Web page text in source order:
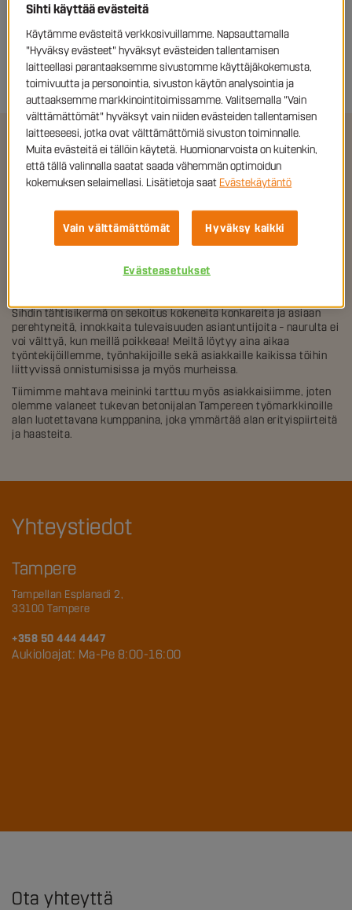
LÖYDÄ SIHTI
Katso sijainti kartasta
PYYDÄ TARJOUS
Otamme sinuun yhteyttä!
Rakennusalan henkilöstöpalvelut ja
työpaikat Tampereella
vuonna 2009 juuri Tampereella, ja vaikka vuosien varrella
toimintamme on laajentunut koko Suomeen, meillä on edelleen
vahva jalansija rakennusalan henkilöstökumppanina Pirkanmaan
talousalueella. Kauttamme löytyvät työntekijät ja parhaimmat
työpaikat Tampereella nopeasti.
Sihdin tähtisikermä on sekoitus kokeneita konkareita ja asiaan
perehtyneitä, innokkaita tulevaisuuden asiantuntijoita – naurulta ei
voi välttyä, kun meillä poikkeaa! Meiltä löytyy aina aikaa
työntekijöillemme, työnhakijoille sekä asiakkaille kaikissa töihin
liittyvissä onnistumisissa ja myös murheissa.
Tiimimme mahtava meininki tarttuu myös asiakkaisiimme, joten
olemme valaneet tukevan betonijalan Tampereen työmarkkinoille
alan luotettavana kumppanina, joka ymmärtää alan erityispiirteitä
ja haasteita.
Yhteystiedot
Tampere
Tampellan Esplanadi 2,
33100 Tampere
+358 50 444 4447
Aukioloajat: Ma-Pe 8:00-16:00
Ota yhteyttä
Sihti käyttää evästeitä
Käytämme evästeitä verkkosivuillamme. Napsauttamalla
"Hyväksy evästeet" hyväksyt evästeiden tallentamisen
laitteellasi parantaaksemme sivustomme käyttäjäkokemusta,
toimivuutta ja personointia, sivuston käytön analysointia ja
auttaaksemme markkinointitoimissamme. Valitsemalla "Vain
välttämättömät" hyväksyt vain niiden evästeiden tallentamisen
laitteeseesi, jotka ovat välttämättömiä sivuston toiminnalle.
Muita evästeitä ei tällöin käytetä. Huomionarvoista on kuitenkin,
että tällä valinnalla saatat saada vähemmän optimoidun
kokemuksen selaimellasi. Lisätietoja saat Evästekäytäntö
Vain välttämättömät Hyväksy kaikki
Evästeasetukset